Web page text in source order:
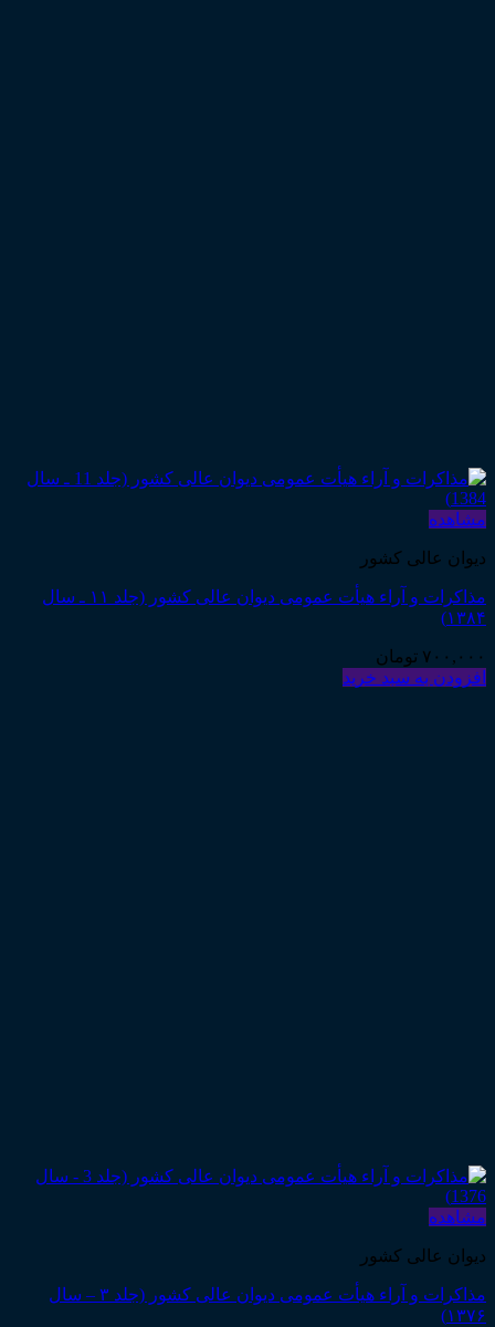
مشاهده
دیوان عالی کشور
مذاکرات و آراء هیأت عمومی دیوان عالی کشور (جلد ۱۱ ـ سال
۱۳۸۴)
۷۰۰,۰۰۰ تومان
افزودن به سبد خرید
مشاهده
دیوان عالی کشور
مذاکرات و آراء هیأت عمومی دیوان عالی کشور (جلد ۳ – سال
۱۳۷۶)